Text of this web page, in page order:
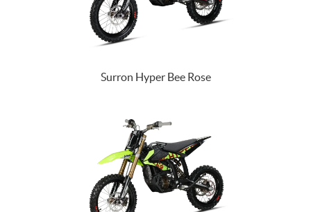
Surron Hyper Bee Rose